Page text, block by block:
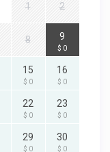
1 2
8 9
$ 0
15
$ 0
16
$ 0
22
$ 0
23
$ 0
29
$ 0
30
$ 0